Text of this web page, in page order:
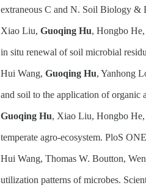
extraneous C and N. Soil Biology &
Xiao Liu, Guoqing Hu, Hongbo
in situ renewal of soil microbial
Hui Wang, Guoqing Hu, Yanhong
and soil to the application of organic
Guoqing Hu, Xiao Liu, Hongbo He,
temperate agro-ecosystem. PloS
Hui Wang, Thomas W. Boutton,
utilization patterns of microbes.